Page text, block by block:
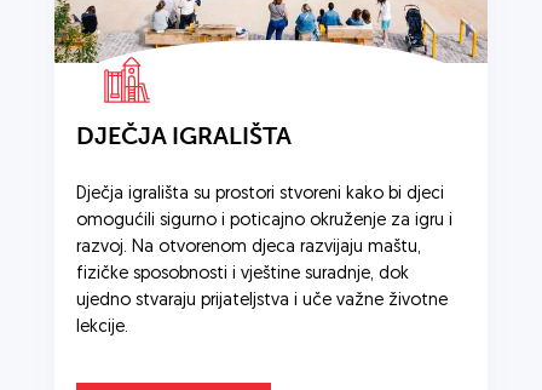
DJEČJA IGRALIŠTA
Dječja igrališta su prostori stvoreni kako bi djeci
omogućili sigurno i poticajno okruženje za igru i
razvoj. Na otvorenom djeca razvijaju maštu,
fizičke sposobnosti i vještine suradnje, dok
ujedno stvaraju prijateljstva i uče važne životne
lekcije.